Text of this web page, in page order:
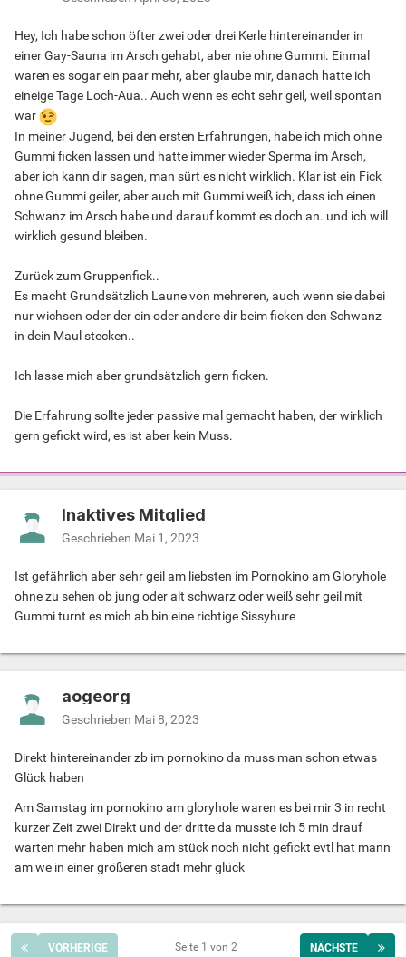
Hey, Ich habe schon öfter zwei oder drei Kerle hintereinander in
einer Gay-Sauna im Arsch gehabt, aber nie ohne Gummi. Einmal
waren es sogar ein paar mehr, aber glaube mir, danach hatte ich
eineige Tage Loch-Aua.. Auch wenn es echt sehr geil, weil spontan
war
In meiner Jugend, bei den ersten Erfahrungen, habe ich mich ohne
Gummi ficken lassen und hatte immer wieder Sperma im Arsch,
aber ich kann dir sagen, man sürt es nicht wirklich. Klar ist ein Fick
ohne Gummi geiler, aber auch mit Gummi weiß ich, dass ich einen
Schwanz im Arsch habe und darauf kommt es doch an. und ich will
wirklich gesund bleiben.
Zurück zum Gruppenfick..
Es macht Grundsätzlich Laune von mehreren, auch wenn sie dabei
nur wichsen oder der ein oder andere dir beim ficken den Schwanz
in dein Maul stecken..
Ich lasse mich aber grundsätzlich gern ficken.
Die Erfahrung sollte jeder passive mal gemacht haben, der wirklich
gern gefickt wird, es ist aber kein Muss.
Inaktives Mitglied
Geschrieben Mai 1, 2023
Ist gefährlich aber sehr geil am liebsten im Pornokino am Gloryhole
ohne zu sehen ob jung oder alt schwarz oder weiß sehr geil mit
Gummi turnt es mich ab bin eine richtige Sissyhure
aogeorg
Geschrieben Mai 8, 2023
Direkt hintereinander zb im pornokino da muss man schon etwas
Glück haben
Am Samstag im pornokino am gloryhole waren es bei mir 3 in recht
kurzer Zeit zwei Direkt und der dritte da musste ich 5 min drauf
warten mehr haben mich am stück noch nicht gefickt evtl hat mann
am we in einer größeren stadt mehr glück
VORHERIGE NÄCHSTE
Seite 1 von 2